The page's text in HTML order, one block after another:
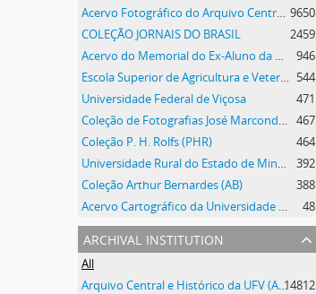
Acervo Fotográfico do Arquivo Central Histórico da UFV 9650
COLEÇÃO JORNAIS DO BRASIL
2459
Acervo do Memorial do Ex-Aluno da UFV
946
Escola Superior de Agricultura e Veterinária 544
Universidade Federal de Viçosa
471
Coleção de Fotografias José Marcondes Borges
467
Coleção P. H. Rolfs (PHR)
464
Universidade Rural do Estado de Minas Gerais
392
Coleção Arthur Bernardes (AB)
388
Acervo Cartográfico da Universidade Federal de Viçosa
48
archival institution
All
Arquivo Central e Histórico da UFV (ACH-UFV)14812